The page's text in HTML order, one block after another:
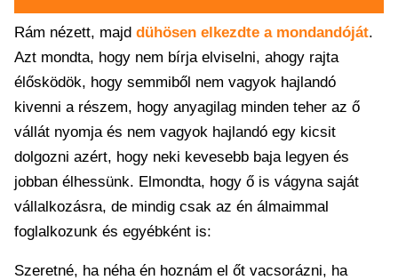
Rám nézett, majd dühösen elkezdte a mondandóját.
Azt mondta, hogy nem bírja elviselni, ahogy rajta
élősködök, hogy semmiből nem vagyok hajlandó
kivenni a részem, hogy anyagilag minden teher az ő
vállát nyomja és nem vagyok hajlandó egy kicsit
dolgozni azért, hogy neki kevesebb baja legyen és
jobban élhessünk. Elmondta, hogy ő is vágyna saját
vállalkozásra, de mindig csak az én álmaimmal
foglalkozunk és egyébként is:
Szeretné, ha néha én hoznám el őt vacsorázni, ha